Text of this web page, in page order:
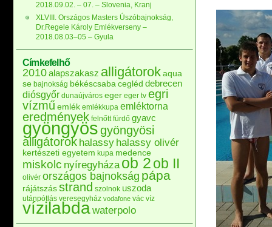
2018.09.02. – 07. – Slovenia, Kranj
XLVIII. Országos Masters Úszóbajnokság,
Dr.Regele Károly Emlékverseny –
2018.08.03–05 – Gyula
Címkefelhő
2010alapszakasz alligátorokaqua
se bajnokság békéscsaba cegléd debrecen
diósgyőr dunaújváros eger eger tv egri
vízműemlék emlékkupa emléktorna
eredmények felnőtt fürdő gyavc
gyöngyösgyöngyösi
alligátorok halassy halassy olivér
kertészeti egyetem kupa medence
miskolc nyíregyháza ob 2ob II
olivér országos bajnokság pápa
rájátszás strand szolnok uszoda
utánpótlás veresegyház vodafone vác víz
vízilabdawaterpolo